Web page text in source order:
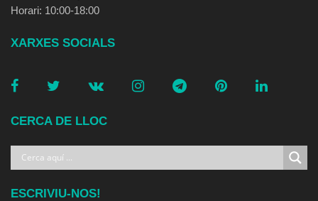
Horari: 10:00-18:00
XARXES SOCIALS
CERCA DE LLOC
ESCRIVIU-NOS!